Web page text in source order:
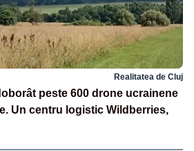
Realitatea de Cluj
peste 600 drone ucrainene
Un centru logistic Wildberries,